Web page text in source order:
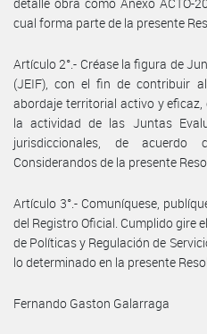
cual forma parte de la presente
Artículo 2°.- Créase la figura de
(JEIF), con el fin de contribuir
abordaje territorial activo y
la actividad de las Juntas
jurisdiccionales, de
Considerandos de la presente
Artículo 3°.- Comuníquese,
del Registro Oficial. Cumplido gire
de Políticas y Regulación de
lo determinado en la presente
Fernando Gaston Galarraga